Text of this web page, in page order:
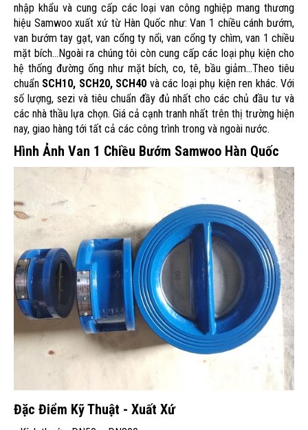
nhập khẩu và cung cấp các loại van công nghiệp mang thương
hiệu Samwoo xuất xứ từ Hàn Quốc như: Van 1 chiều cánh bướm,
van bướm tay gạt, van cổng ty nổi, van cổng ty chìm, van 1 chiều
mặt bích...Ngoài ra chúng tôi còn cung cấp các loại phụ kiện cho
hệ thống đường ống như mặt bích, co, tê, bầu giảm...Theo tiêu
chuẩn SCH10, SCH20, SCH40 và các loại phụ kiện ren khác. Với
số lượng, sezi và tiêu chuẩn đầy đủ nhất cho các chủ đầu tư và
các nhà thầu lựa chọn. Giá cả cạnh tranh nhất trên thị trường hiện
nay, giao hàng tới tất cả các công trình trong và ngoài nước.
Hình Ảnh Van 1 Chiều Bướm Samwoo Hàn Quốc
Đặc Điểm Kỹ Thuật - Xuất Xứ